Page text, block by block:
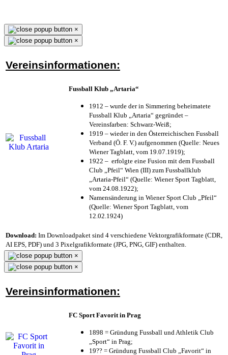
×
×
Vereinsinformationen:
Fussball Klub „Artaria“
1912 – wurde der in Simmering beheimatete
Fussball Klub „Artaria“ gegründet –
Vereinsfarben: Schwarz-Weiß;
1919 – wieder in den Österreichischen Fussball
Verband (Ö. F. V.) aufgenommen (Quelle: Neues
Wiener Tagblatt, vom 19.07.1919);
1922 – erfolgte eine Fusion mit dem Fussball
Club „Pfeil“ Wien (III) zum Fussballklub
„Artaria-Pfeil“ (Quelle: Wiener Sport Tagblatt,
vom 24.08.1922);
Namensänderung in Wiener Sport Club „Pfeil“
(Quelle: Wiener Sport Tagblatt, vom
12.02.1924)
Download: Im Downloadpaket sind 4 verschiedene Vektorgrafikformate (CDR,
AI EPS, PDF) und 3 Pixelgrafikformate (JPG, PNG, GIF) enthalten.
×
×
Vereinsinformationen:
FC Sport Favorit in Prag
1898 = Gründung Fussball und Athletik Club
„Sport“ in Prag;
19?? = Gründung Fussball Club „Favorit“ in